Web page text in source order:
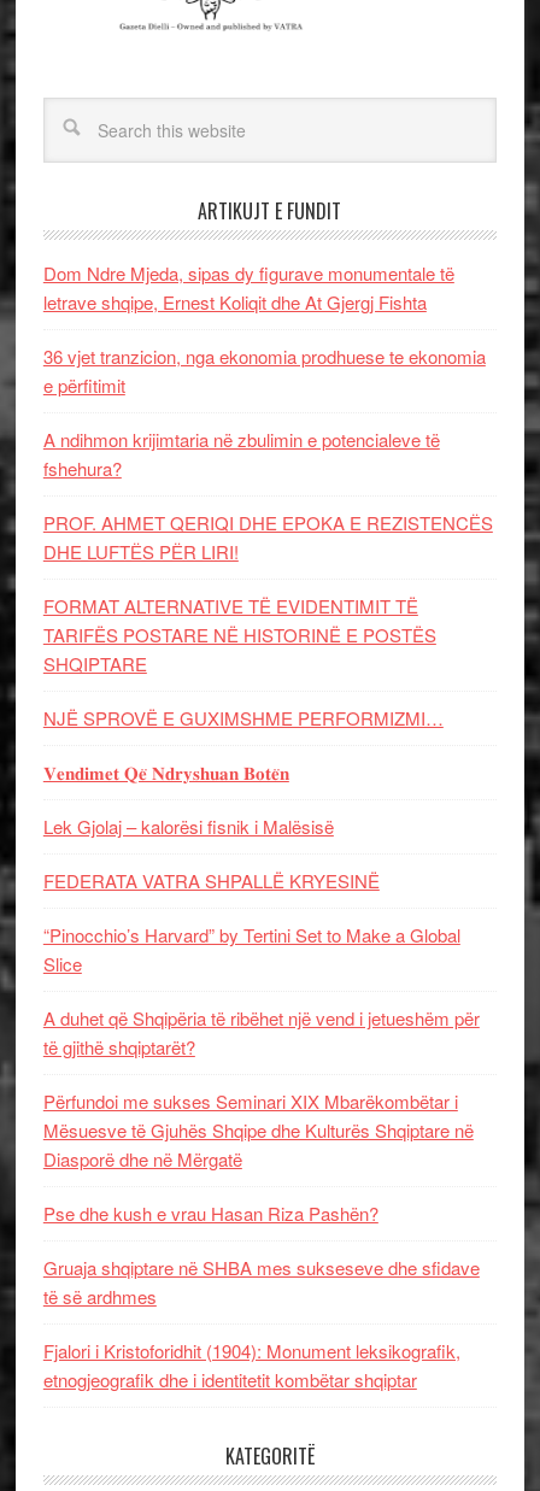
ARTIKUJT E FUNDIT
Dom Ndre Mjeda, sipas dy figurave monumentale të
letrave shqipe, Ernest Koliqit dhe At Gjergj Fishta
36 vjet tranzicion, nga ekonomia prodhuese te ekonomia
e përfitimit
A ndihmon krijimtaria në zbulimin e potencialeve të
fshehura?
PROF. AHMET QERIQI DHE EPOKA E REZISTENCЁS
DHE LUFTЁS PЁR LIRI!
FORMAT ALTERNATIVE TË EVIDENTIMIT TË
TARIFËS POSTARE NË HISTORINË E POSTËS
SHQIPTARE
NJË SPROVË E GUXIMSHME PERFORMIZMI…
𝐕𝐞𝐧𝐝𝐢𝐦𝐞𝐭 𝐐𝐞̈ 𝐍𝐝𝐫𝐲𝐬𝐡𝐮𝐚𝐧 𝐁𝐨𝐭𝐞̈𝐧
Lek Gjolaj – kalorësi fisnik i Malësisë
FEDERATA VATRA SHPALLË KRYESINË
“Pinocchio’s Harvard” by Tertini Set to Make a Global
Slice
A duhet që Shqipëria të ribëhet një vend i jetueshëm për
të gjithë shqiptarët?
Përfundoi me sukses Seminari XIX Mbarëkombëtar i
Mësuesve të Gjuhës Shqipe dhe Kulturës Shqiptare në
Diasporë dhe në Mërgatë
Pse dhe kush e vrau Hasan Riza Pashën?
Gruaja shqiptare në SHBA mes sukseseve dhe sfidave
të së ardhmes
Fjalori i Kristoforidhit (1904): Monument leksikografik,
etnogjeografik dhe i identitetit kombëtar shqiptar
KATEGORITË